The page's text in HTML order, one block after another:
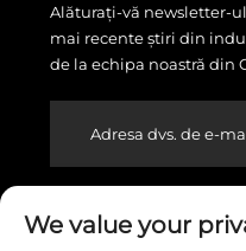
Alăturați-vă newsletter-
mai recente știri din
de la echipa noastră din
Copyright © 2026
We value your